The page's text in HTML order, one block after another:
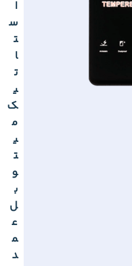
ا
س
ت
ا
ت
ی
ک
م
ی
ت
و
ب
ل
ع
م
د